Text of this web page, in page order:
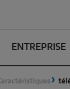
ENTREPRISE